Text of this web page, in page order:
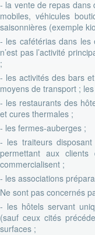
- la vente de repas dans
mobiles, véhicules
saisonnières (exemple
- les cafétérias dans les
n’est pas l’activité
;
- les activités des bars
moyens de transport ;
- les restaurants des
et cures thermales ;
- les fermes-auberges ;
- les traiteurs
permettant aux
commercialisent ;
- les associations
Ne sont pas concernés
- les hôtels servant
(sauf ceux cités
surfaces ;